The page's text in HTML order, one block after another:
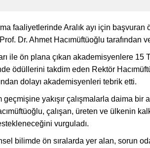
faaliyetlerinde Aralık ayı için
Dr. Ahmet Hacımüftüoğlu tarafından
ile ön plana çıkan akademisyenlere 15
ödüllerini takdim eden Rektör
dolayı akademisyenleri tebrik etti.
yakışır çalışmalarla daima bir
çalışan, üreten ve ülkenin
vurguladı.
bilimde ön sıralarda yer alan, sorun